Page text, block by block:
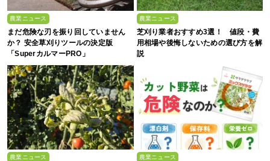
農業ニュース
まだ危険な刃を振り回していません
か？ 安全草刈りツールの決定版
「SuperカルマーPRO」
農業ニュース
芝刈り業者おすすめ3選！ 値段・費
用相場や後悔しないための選び方を解
説
農業ニュース 農業ニュース